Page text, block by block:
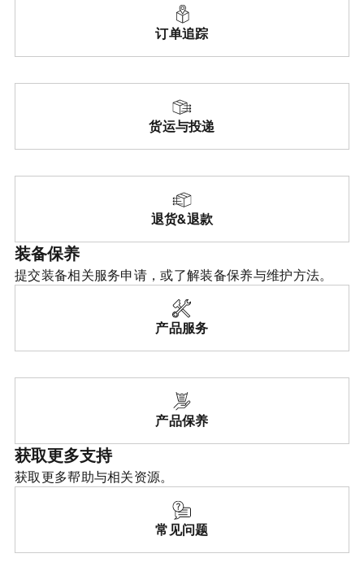
发现
订单追踪
货运与投递
退货&退款
装备保养
提交装备相关服务申请，或了解装备保养与维护方法。
产品服务
产品保养
获取更多支持
获取更多帮助与相关资源。
常见问题